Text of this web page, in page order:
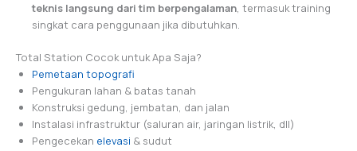
teknis langsung dari tim berpengalaman, termasuk training
singkat cara penggunaan jika dibutuhkan.
Total Station Cocok untuk Apa Saja?
Pemetaan topografi
Pengukuran lahan & batas tanah
Konstruksi gedung, jembatan, dan jalan
Instalasi infrastruktur (saluran air, jaringan listrik, dll)
Pengecekan elevasi & sudut